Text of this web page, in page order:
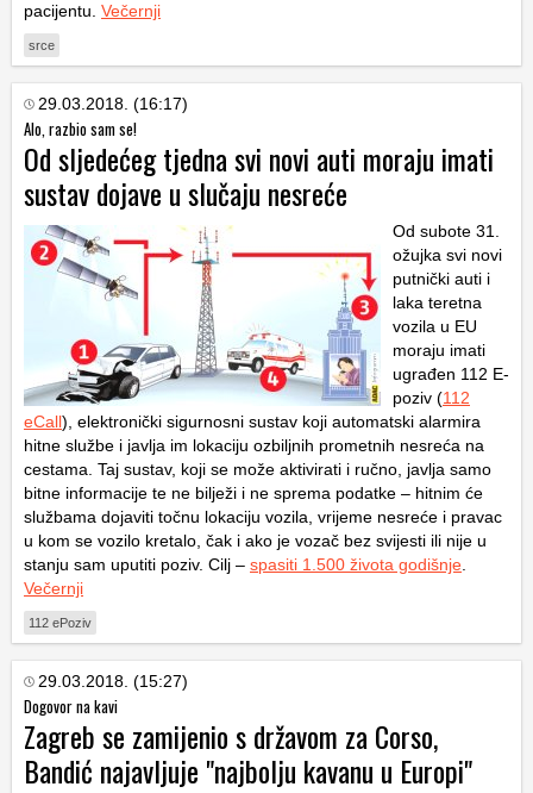
pacijentu. Večernji
srce
29.03.2018. (16:17)
Alo, razbio sam se!
Od sljedećeg tjedna svi novi auti moraju imati
sustav dojave u slučaju nesreće
Od subote 31.
ožujka svi novi
putnički auti i
laka teretna
vozila u EU
moraju imati
ugrađen 112 E-
poziv (112
eCall), elektronički sigurnosni sustav koji automatski alarmira
hitne službe i javlja im lokaciju ozbiljnih prometnih nesreća na
cestama. Taj sustav, koji se može aktivirati i ručno, javlja samo
bitne informacije te ne bilježi i ne sprema podatke – hitnim će
službama dojaviti točnu lokaciju vozila, vrijeme nesreće i pravac
u kom se vozilo kretalo, čak i ako je vozač bez svijesti ili nije u
stanju sam uputiti poziv. Cilj – spasiti 1.500 života godišnje
Večernji
112 ePoziv
29.03.2018. (15:27)
Dogovor na kavi
Zagreb se zamijenio s državom za Corso,
Bandić najavljuje "najbolju kavanu u Europi"